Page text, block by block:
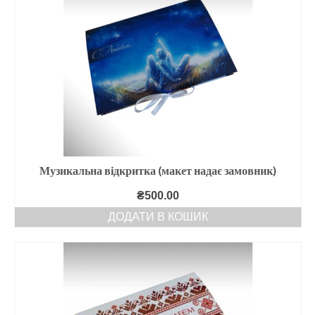
Музикальна відкритка (макет надає замовник)
₴500.00
ДОДАТИ В КОШИК